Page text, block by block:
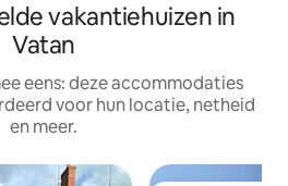
vakantiehuizen in
Vatan
eens: deze accommodaties
voor hun locatie, netheid
en meer.